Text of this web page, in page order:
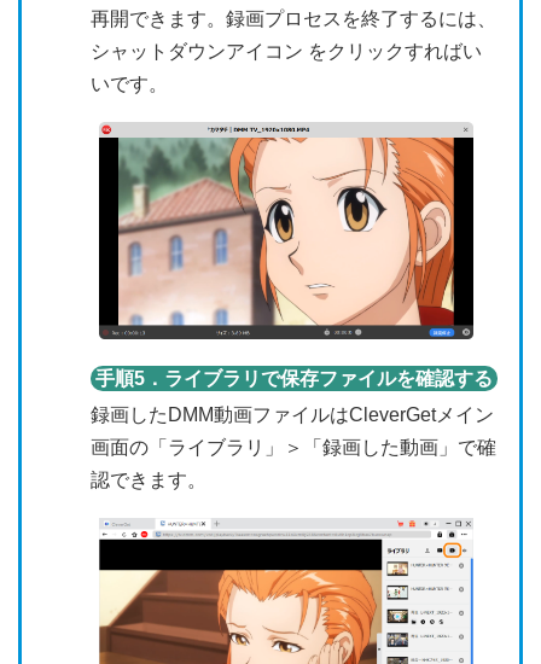
再開できます。録画プロセスを終了するには、
シャットダウンアイコン をクリックすればい
いです。
手順5．ライブラリで保存ファイルを確認する
録画したDMM動画ファイルはCleverGetメイン
画面の「ライブラリ」＞「録画した動画」で確
認できます。